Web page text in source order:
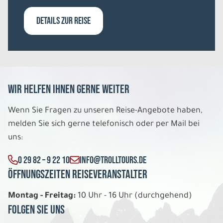
REISE VERBINDLICH ANFRAGEN
Fr. 14.08. - Fr. 21.08.2026
Islands Countryside in 8 Tagen
P.P. AB
DETAILS ZUR REISE
Wir helfen Ihnen gerne weiter
Wenn Sie Fragen zu unseren Reise-Angebote haben,
melden Sie sich gerne telefonisch oder per Mail bei
uns:
0 29 82 – 9 22 10 INFO@TROLLTOURS.DE
Öffnungszeiten Reiseveranstalter
Montag - Freitag: 10 Uhr - 16 Uhr (durchgehend)
Folgen Sie uns